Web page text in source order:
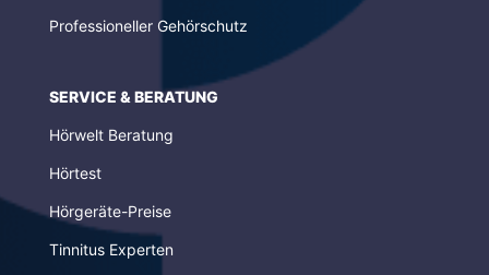
Professioneller Gehörschutz
SERVICE & BERATUNG
Hörwelt Beratung
Hörtest
Hörgeräte-Preise
Tinnitus Experten